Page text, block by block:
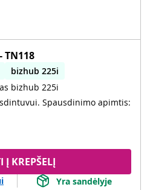
TN118
bizhub 225i
bizhub 225i
Spausdinimo apimtis:
Į KREPŠELĮ
Yra sandėlyje